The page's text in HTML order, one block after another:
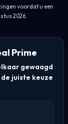
voordat u een
2026.
Prime
gewaagd
juiste keuze